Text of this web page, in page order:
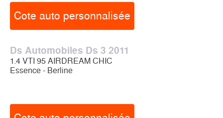
Cote auto personnalisée
Ds Automobiles Ds 3 2011
1.4 VTI 95 AIRDREAM CHIC
Essence - Berline